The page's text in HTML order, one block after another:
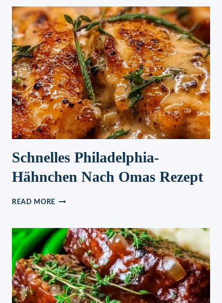
Schnelles Philadelphia-
Hähnchen Nach Omas Rezept
READ MORE SCHNELLES
NACH
OMAS
REZEPT